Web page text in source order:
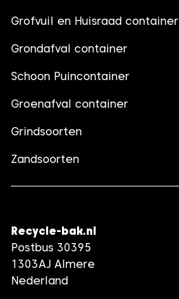
Grofvuil en Huisraad container
Grondafval container
Schoon Puincontainer
Groenafval container
Grindsoorten
Zandsoorten
Recycle-bak.nl
Postbus 30395
1303AJ Almere
Nederland